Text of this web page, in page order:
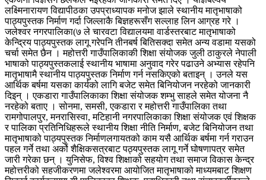
लक्ष्मिनारायण विद्यापीठका उपप्राध्यापक मनोज झाले स्थानीय मातृभाषाको
पाठ्यपुस्तक निर्माण गर्दा जिल्लाकै बिज्ञहरूसँग सल्लाह लिन आग्रह गरे ।
जलेश्वर नगरपालिका(७ ले चारवटा विद्यालयमा वार्डस्तरबाट मातृभाषाको
केन्द्रिय पाठ्यपुस्तक लागू गरेपनि तीनबर्ष बितिसक्दा समेत अन्य वडामा यसको
चर्चा समेत छैन । महोत्तरी गाउँपालिकाकी शिक्षा संयोजक जुली ठाकुरले नेपाली
भाषाको पाठ्यपुस्तकलाई स्थानीय भाषामा अनुवाद गरेर पढाउने अभ्यास रहेपनि
मातृभाषामै स्थानीय पाठ्यपुस्तक निर्माण गर्न नसकिएको बताइन् । उनले यस
आर्थिक बर्षमा यसका कार्यको लागि बजेट समेत बिनियोजन नरहेको जानकारी
दिइन् । एकडारा गाउँपालिकाका शिक्षा संयोजक शम्भु साहले समेत योजना नै
नरहेको बताए । सोनमा, समसी, एकडारा र महोत्तरी गाउँपालिका तथा
रामगोपालपुर, मनरासिस्वा, मटिहानी नगरपालिकाका शिक्षा संयोजक एवं शिक्षक
र पालिका प्रतिनिधिहरूले स्थानीय शिक्षा नीति निर्माण, बजेट बिनियोजन तथा
मातृभाषाको पाठ्यपुस्तक निर्माणलगायतको काम यसै आर्थिक बर्षमा गर्न गराउन
पहल गर्ने तथा अर्को शैक्षिकसत्रबाट पठ्यपुस्तक लागू गर्ने घोषणापत्र समेत
जारी गरेका छन् । युनिसेफ, विश्व शिक्षाको सहयोग तथा समाज विकास केन्द्र
महोत्तरीको सहजीकरणमा जलेश्वरमा आयोजित मातृभाषाको माध्यमबाट शिक्षण